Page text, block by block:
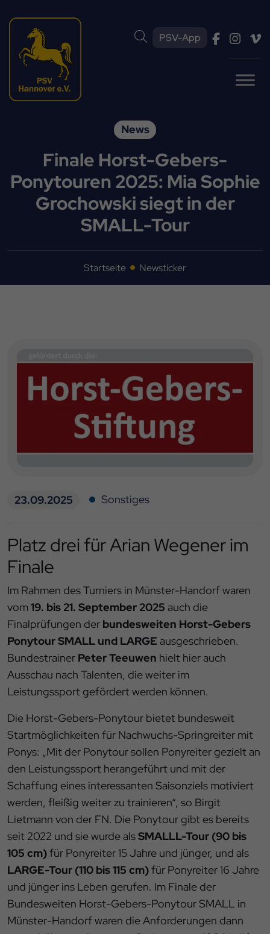
PSV-App
News
Finale Horst-Gebers-
Ponytouren 2025: Mia Sophie
Grochowski siegt in der
SMALL-Tour
Startseite Newsticker
23.09.2025 Sonstiges
Platz drei für Arian Wegener im
Finale
Im Rahmen des Turniers in Münster-Handorf waren
vom19. bis 21. September 2025 auch die
Finalprüfungen der bundesweiten Horst-Gebers
Ponytour SMALL und LARGE ausgeschrieben.
Bundestrainer Peter Teeuwen hielt hier auch
Ausschau nach Talenten, die weiter im
Leistungssport gefördert werden können.
Die Horst-Gebers-Ponytour bietet bundesweit
Startmöglichkeiten für Nachwuchs-Springreiter mit
Ponys: „Mit der Ponytour sollen Ponyreiter gezielt an
den Leistungssport herangeführt und mit der
Schaffung eines interessanten Saisonziels motiviert
werden, fleißig weiter zu trainieren“, so Birgit
Lietmann von der FN. Die Ponytour gibt es bereits
seit 2022 und sie wurde alsSMALLL-Tour (90 bis
105 cm)für Ponyreiter 15 Jahre und jünger, und als
LARGE-Tour (110 bis 115 cm)für Ponyreiter 16 Jahre
und jünger ins Leben gerufen. Im Finale der
Bundesweiten Horst-Gebers-Ponytour SMALL in
Münster-Handorf waren die Anforderungen dann